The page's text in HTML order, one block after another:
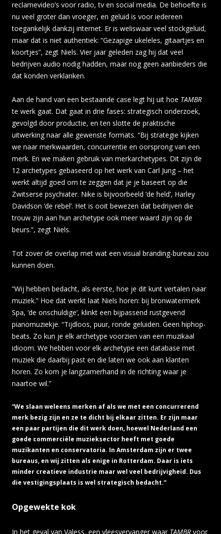
reclamevideo’s voor radio, tv en social media. De behoefte is
nu veel groter dan vroeger, en geluid is voor iedereen
toegankelijk dankzij internet. Er is weliswaar veel stockgeluid,
maar dat is niet authentiek: “Gezapige ukeleles, gitaartjes en
koortjes”, zegt Niels. Vier jaar geleden zag hij dat veel
bedrijven audio nodig hadden, maar nog geen aanbieders die
dat konden verklanken.
Aan de hand van een bestaande case legt hij uit hoe TAMBR
te werk gaat. Dat gaat in drie fases: strategisch onderzoek,
gevolgd door productie, en ten slotte de praktische
uitwerking naar alle gewenste formats. “Bij strategie kijken
we naar merkwaarden, concurrentie en oorsprong van een
merk. En we maken gebruik van merkarchetypes. Dit zijn de
12 archetypes gebaseerd op het werk van Carl Jung – het
werkt altijd goed om te zeggen dat je je baseert op die
Zwitserse psychiater. Nike is bijvoorbeeld ‘de held’, Harley
Davidson ‘de rebel’. Het is ooit bewezen dat bedrijven die
trouw zijn aan hun archetype ook meer waard zijn op de
beurs.”, zegt Niels.
Tot zover de overlap met wat een visual branding-bureau zou
kunnen doen.
“Wij hebben bedacht, als eerste, hoe je dit kunt vertalen naar
muziek.” Hoe dat werkt laat Niels horen: bij bronwatermerk
Spa, ‘de onschuldige’, klinkt een bijpassend rustgevend
pianomuziekje. “Tijdloos, puur, ronde geluiden. Geen hiphop-
beats. Zo kun je elk archetype voorzien van een muzikaal
idioom. We hebben voor elk archetype een database met
muziek die daarbij past en die laten we ook aan klanten
horen. Zo kom je langzamerhand in de richting waar je
naartoe wil.”
“We slaan weleens merken af als we met een concurrerend
merk bezig zijn en ze te dicht bij elkaar zitten. Er zijn maar
een paar partijen die dit werk doen, hoewel Nederland een
goede commerciële muzieksector heeft met goede
muzikanten en conservatoria. In Amsterdam zijn er twee
bureaus, en wij zitten als enige in Rotterdam. Daar is iets
minder creatieve industrie maar wel veel bedrijvigheid. Dus
die vestigingsplaats is wel strategisch bedacht.”
Opgewekte kok
In het geval van Valess, een vleesvervanger waar TAMBR voor